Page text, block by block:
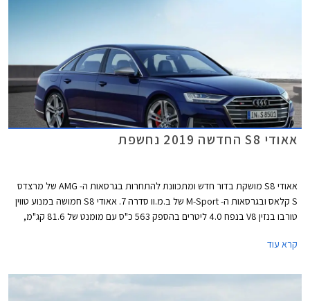
אאודי S8 החדשה 2019 נחשפת
אאודי S8 מושקת בדור חדש ומתכוונת להתחרות בגרסאות ה- AMG של מרצדס
S קלאס ובגרסאות ה- M-Sport של ב.מ.וו סדרה 7. אאודי S8 חמושה במנוע טווין
טורבו בנזין V8 בנפח 4.0 ליטרים בהספק 563 כ"ס עם מומנט של 81.6 קג"מ,
פורסמו.
קרא עוד